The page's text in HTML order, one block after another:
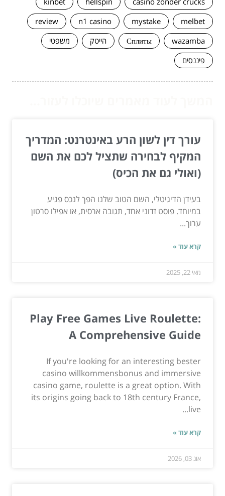
melbet
mystake
n1 casino
review
wazamba
Сплиты הייטק
משפטי
פיננסים
עורך דין לשון הרע באינטרנט: המדריך
המקיף לבחירה שתציל לכם את השם
(ואולי גם את הכיס)
בעידן הדיגיטלי, השם הטוב שלנו הפך לנכס פגיע
במיוחד. פוסט זדוני אחד, תגובה ארסית, או אפילו סרטון
ערוך...
קרא עוד »
מאי 22, 2025
Play Free Games Live Roulette:
A Comprehensive Guide
If you're looking for an interesting bester
casino willkommensbonus and immersive
casino game, roulette is a great option. With
its origins going back to 18th century France,
live...
קרא עוד »
אוג 03, 2026